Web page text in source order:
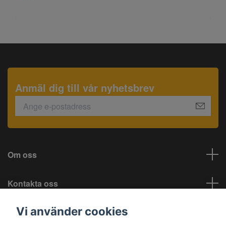
Anmäl dig till vår nyhetsbrev
Om oss
Kontakta oss
Information
Vi använder cookies